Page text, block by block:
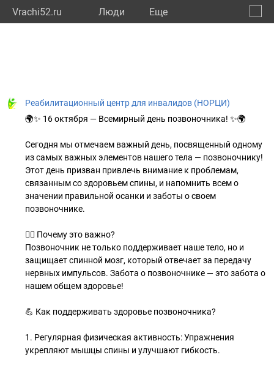
Vrachi52.ru Люди Eще
Реабилитационный центр для инвалидов (НОРЦИ)
🌍✨ 16 октября — Всемирный день позвоночника! ✨🌍
Сегодня мы отмечаем важный день, посвященный одному
из самых важных элементов нашего тела — позвоночнику!
Этот день призван привлечь внимание к проблемам,
связанным со здоровьем спины, и напомнить всем о
значении правильной осанки и заботы о своем
позвоночнике.
🧘‍♀️ Почему это важно?
Позвоночник не только поддерживает наше тело, но и
защищает спинной мозг, который отвечает за передачу
нервных импульсов. Забота о позвоночнике — это забота о
нашем общем здоровье!
💪 Как поддерживать здоровье позвоночника?
1. Регулярная физическая активность: Упражнения
укрепляют мышцы спины и улучшают гибкость.